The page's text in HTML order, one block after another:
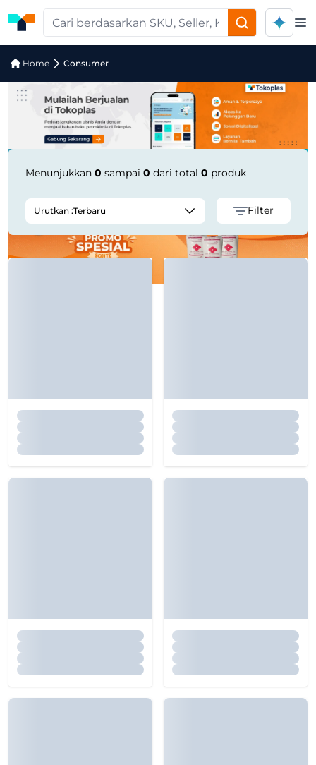
Home Consumer
Pencarian Produk "consumer" di
Menunjukkan 0 sampai 0 dari total 0 produk
Urutkan :Terbaru Filter